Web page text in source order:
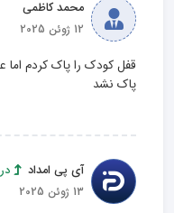
محمد کاظمی
12 ژوئن 2025
قفل کودک را پاک کردم
پاک نشد
آی پی امداد
13 ژوئن 2025